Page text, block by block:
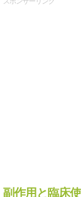
副作用と臨床